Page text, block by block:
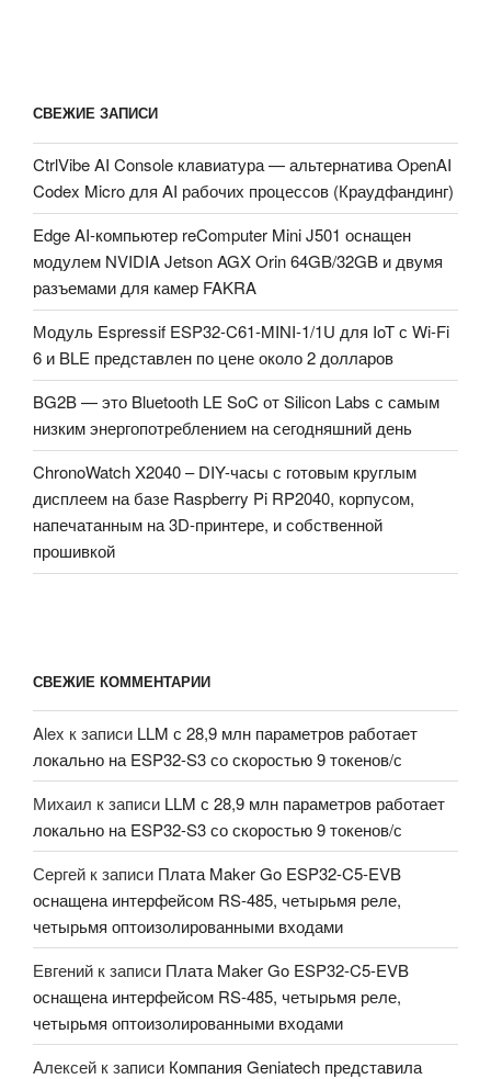
СВЕЖИЕ ЗАПИСИ
CtrlVibe AI Console клавиатура — альтернатива OpenAI
Codex Micro для AI рабочих процессов (Краудфандинг)
Edge AI-компьютер reComputer Mini J501 оснащен
модулем NVIDIA Jetson AGX Orin 64GB/32GB и двумя
разъемами для камер FAKRA
Модуль Espressif ESP32-C61-MINI-1/1U для IoT с Wi-Fi
6 и BLE представлен по цене около 2 долларов
BG2B — это Bluetooth LE SoC от Silicon Labs с самым
низким энергопотреблением на сегодняшний день
ChronoWatch X2040 – DIY-часы с готовым круглым
дисплеем на базе Raspberry Pi RP2040, корпусом,
напечатанным на 3D-принтере, и собственной
прошивкой
СВЕЖИЕ КОММЕНТАРИИ
Alex к записи LLM с 28,9 млн параметров работает
локально на ESP32-S3 со скоростью 9 токенов/с
Михаил к записи LLM с 28,9 млн параметров работает
локально на ESP32-S3 со скоростью 9 токенов/с
Сергей к записи Плата Maker Go ESP32-C5-EVB
оснащена интерфейсом RS-485, четырьмя реле,
четырьмя оптоизолированными входами
Евгений к записи Плата Maker Go ESP32-C5-EVB
оснащена интерфейсом RS-485, четырьмя реле,
четырьмя оптоизолированными входами
Алексей к записи Компания Geniatech представила